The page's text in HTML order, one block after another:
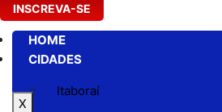
INSCREVA-SE
HOME
CIDADES
Itaboraí
X